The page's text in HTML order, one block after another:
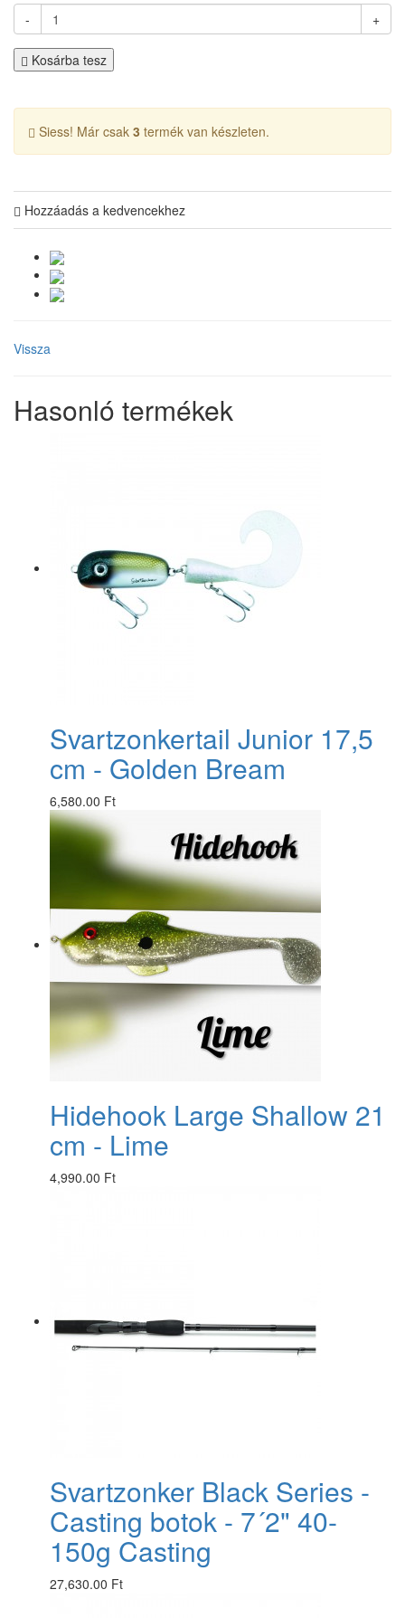
-
+
Kosárba tesz
Siess! Már csak 3 termék van készleten.
Hozzáadás a kedvencekhez
Vissza
Hasonló termékek
Svartzonkertail Junior 17,5
cm - Golden Bream
6,580.00 Ft
Hidehook Large Shallow 21
cm - Lime
4,990.00 Ft
Svartzonker Black Series -
Casting botok - 7´2" 40-
150g Casting
27,630.00 Ft